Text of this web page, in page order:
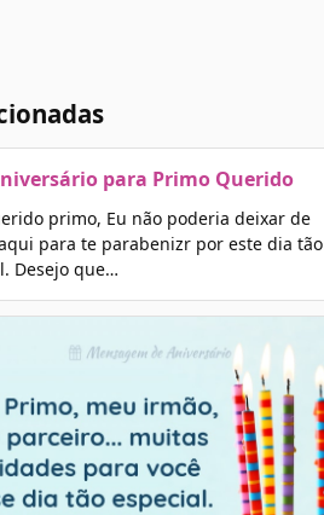
para Primo Querido
primo, Eu não poderia deixar de
para te parabenizr por este dia tão
Desejo que…